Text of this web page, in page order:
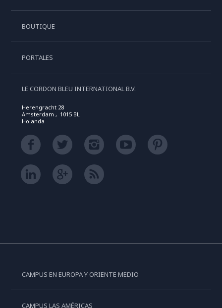
BOUTIQUE
PORTALES
LE CORDON BLEU INTERNATIONAL B.V.
Herengracht 28
Amsterdam , 1015 BL
Holanda
CAMPUS EN EUROPA Y ORIENTE MEDIO
CAMPUS LAS AMÉRICAS